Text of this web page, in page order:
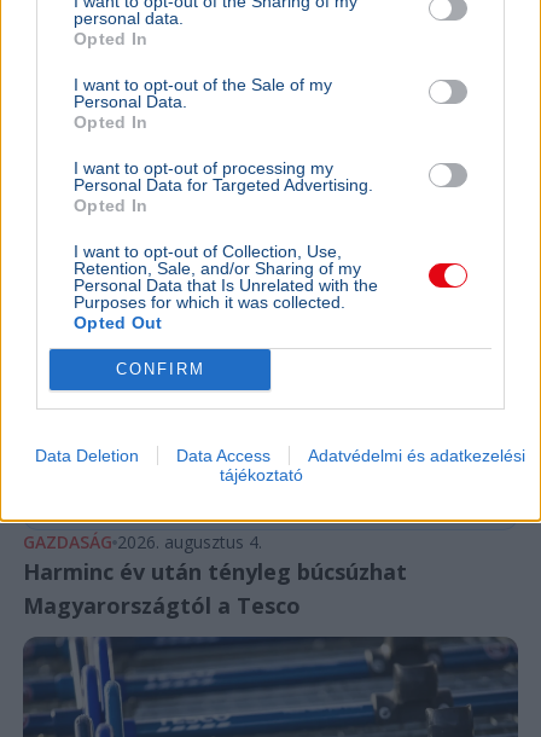
personal data.
Opted In
I want to opt-out of the Sale of my
Personal Data.
Opted In
I want to opt-out of processing my
Personal Data for Targeted Advertising.
Opted In
I want to opt-out of Collection, Use,
Retention, Sale, and/or Sharing of my
Personal Data that Is Unrelated with the
Purposes for which it was collected.
Opted Out
CONFIRM
Data Deletion Data Access
Adatvédelmi és adatkezelési
tájékoztató
Minimálbér
BELFÖLD
Magyarországon a legnehezebb
Az Amnesty International Magyarország szerint
az EU-ban nálunk a legnehezebb szegényként
emelését javaso...
GAZDASÁG
nőhet a
2026-ban
nő a
GAZDASÁG 2026. augusztus 4.
Harminc év után tényleg búcsúzhat
Magyarországtól a Tesco